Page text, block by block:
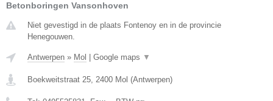
Betonboringen Vansonhoven
Niet gevestigd in de plaats Fontenoy en in de provincie
Henegouwen.
Antwerpen » Mol Google maps ▼
Boekweitstraat 25, 2400 Mol (Antwerpen)